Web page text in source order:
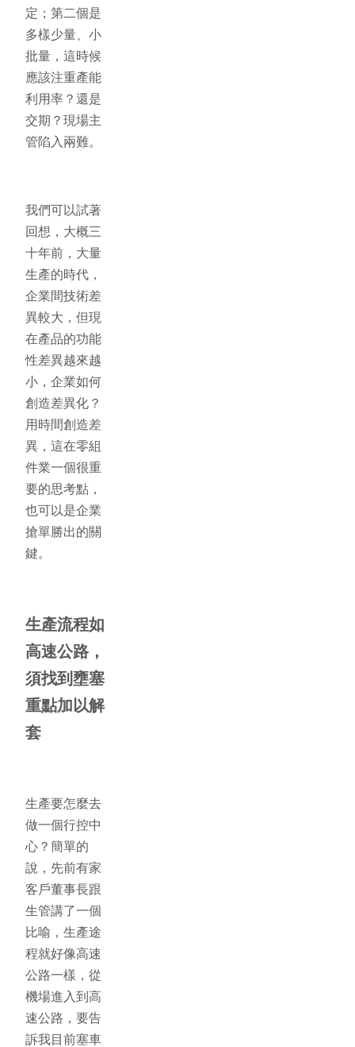
定；第二個是
多樣少量、小
批量，這時候
應該注重產能
利用率？還是
交期？現場主
管陷入兩難。
我們可以試著
回想，大概三
十年前，大量
生產的時代，
企業間技術差
異較大，但現
在產品的功能
性差異越來越
小，企業如何
創造差異化？
用時間創造差
異，這在零組
件業一個很重
要的思考點，
也可以是企業
搶單勝出的關
鍵。
生產流程如
高速公路，
須找到壅塞
重點加以解
套
生產要怎麼去
做一個行控中
心？簡單的
說，先前有家
客戶董事長跟
生管講了一個
比喻，生產途
程就好像高速
公路一樣，從
機場進入到高
速公路，要告
訴我目前塞車